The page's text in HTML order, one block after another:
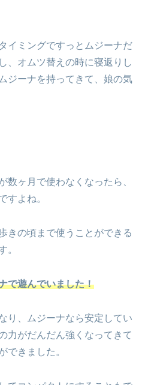
イミングですっとムジーナだ
、オムツ替えの時に寝返りし
ジーナを持ってきて、娘の気
数ヶ月で使わなくなったら、
すよね。
きの頃まで使うことができる
。
で遊んでいました！
り、ムジーナなら安定してい
力がだんだん強くなってきて
できました。